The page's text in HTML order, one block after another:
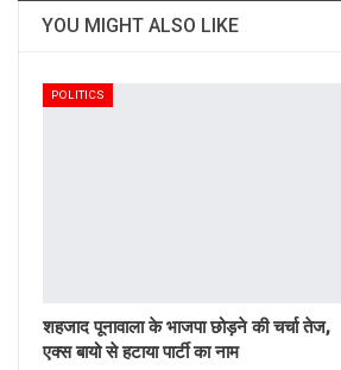
YOU MIGHT ALSO LIKE
POLITICS
शहजाद पूनावाला के भाजपा छोड़ने की चर्चा तेज,
एक्स बायो से हटाया पार्टी का नाम